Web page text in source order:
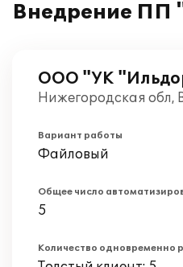
Внедрение ПП
ООО "УК
Нижегородская обл,
Вариант работы
Файловый
Общее число
5
Количество одновременно